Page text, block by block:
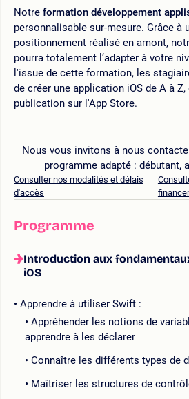
Notre formation développement
personnalisable sur-mesure. Grâce à
positionnement réalisé en amont,
pourra totalement l’adapter à votre
l'issue de cette formation, les
de créer une application iOS de A à
publication sur l'App Store.
Nous vous invitons à nous
programme adapté : débutant,
Consulter nos modalités et délais
d'accès
Programme
Introduction aux
iOS
Apprendre à utiliser Swift :
Appréhender les notions de
apprendre à les déclarer
Connaître les différents types de
Maîtriser les structures de